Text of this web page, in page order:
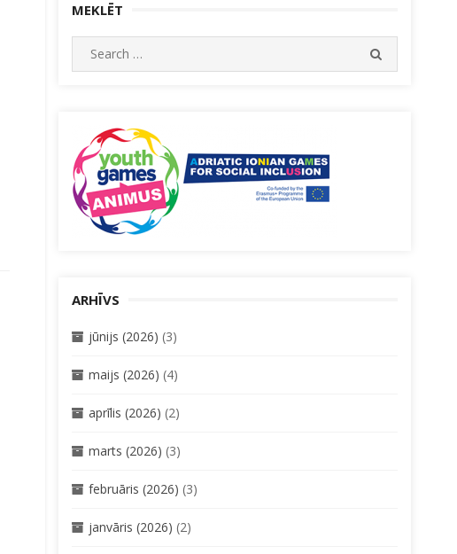
MEKLĒT
Search
for:
ARHĪVS
jūnijs (2026) (3)
maijs (2026) (4)
aprīlis (2026) (2)
marts (2026) (3)
februāris (2026) (3)
janvāris (2026) (2)